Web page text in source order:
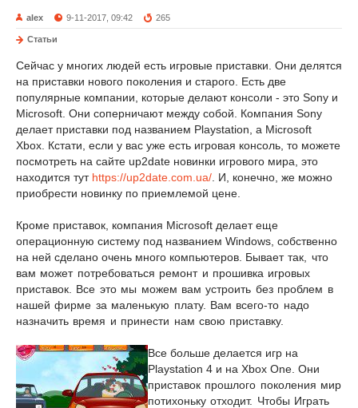
alex 9-11-2017, 09:42 265
Статьи
Сейчас у многих людей есть игровые приставки. Они делятся
на приставки нового поколения и старого. Есть две
популярные компании, которые делают консоли - это Sony и
Microsoft. Они соперничают между собой. Компания Sony
делает приставки под названием Playstation, а Microsoft
Xbox. Кстати, если у вас уже есть игровая консоль, то можете
посмотреть на сайте up2date новинки игрового мира, это
находится тут https://up2date.com.ua/ . И, конечно, же можно
приобрести новинку по приемлемой цене.
Кроме приставок, компания Microsoft делает еще
операционную систему под названием Windows, собственно
на ней сделано очень много компьютеров. Бывает так, что
вам может потребоваться ремонт и прошивка игровых
приставок. Все это мы можем вам устроить без проблем в
нашей фирме за маленькую плату. Вам всего-то надо
назначить время и принести нам свою приставку.
Все больше делается игр на
Playstation 4 и на Xbox One. Они
приставок прошлого поколения мир
потихоньку отходит. Чтобы Играть